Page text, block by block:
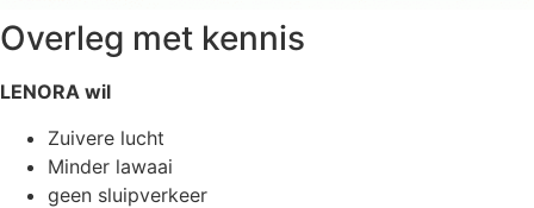
Overleg met kennis
LENORA wil
Zuivere lucht
Minder lawaai
geen sluipverkeer